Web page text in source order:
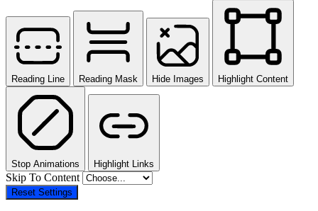
Reading Line Reading Mask Hide Images Highlight Content
Stop Animations Highlight Links
Skip To Content
Reset Settings